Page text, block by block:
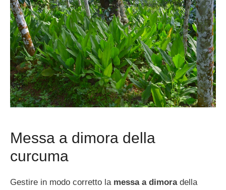
Messa a dimora della
curcuma
Gestire in modo corretto la messa a dimoradella